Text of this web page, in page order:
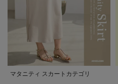
マタニティ スカートカテゴリ